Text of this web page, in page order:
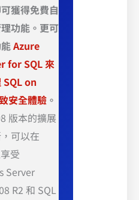
獲得免費自
功能。更可
Azure
for SQL 來
SQL on
安全體驗 。
版本的擴展
可以在
受
Server
R2 和 SQL